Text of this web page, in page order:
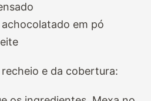
em pó
e da cobertura: